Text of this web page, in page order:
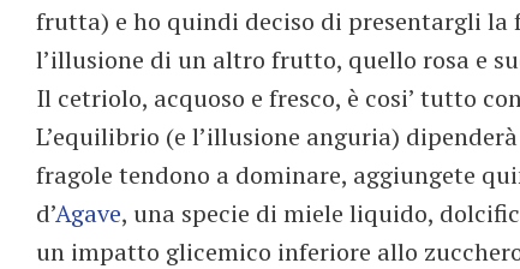
frutta) e ho quindi deciso di presentargli la
l’illusione di un altro frutto, quello rosa e
Il cetriolo, acquoso e fresco, è cosi’ tutto
L’equilibrio (e l’illusione anguria)
fragole tendono a dominare, aggiungete
d’Agave, una specie di miele liquido,
un impatto glicemico inferiore allo